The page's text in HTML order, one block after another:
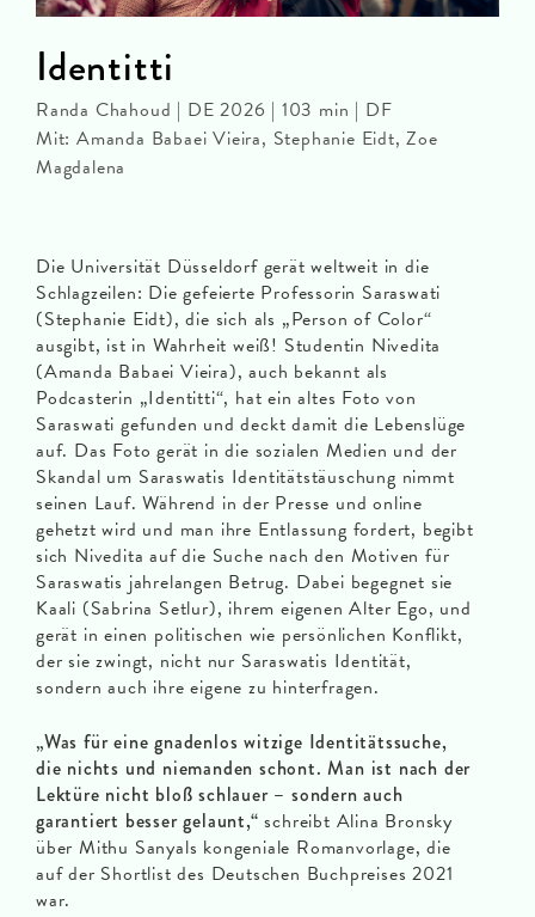
Die Universität Düsseldorf gerät weltweit in die
Schlagzeilen: Die gefeierte Professorin Saraswati
(Stephanie Eidt), die sich als „Person of Color“
ausgibt, ist in Wahrheit weiß! Studentin Nivedita
(Amanda Babaei Vieira), auch bekannt als
Podcasterin „Identitti“, hat ein altes Foto von
Saraswati gefunden und deckt damit die Lebenslüge
auf. Das Foto gerät in die sozialen Medien und der
Skandal um Saraswatis Identitätstäuschung nimmt
seinen Lauf. Während in der Presse und online
gehetzt wird und man ihre Entlassung fordert, begibt
sich Nivedita auf die Suche nach den Motiven für
Saraswatis jahrelangen Betrug. Dabei begegnet sie
Kaali (Sabrina Setlur), ihrem eigenen Alter Ego, und
gerät in einen politischen wie persönlichen Konflikt,
der sie zwingt, nicht nur Saraswatis Identität,
sondern auch ihre eigene zu hinterfragen.
„Was für eine gnadenlos witzige Identitätssuche,
die nichts und niemanden schont. Man ist nach der
Lektüre nicht bloß schlauer – sondern auch
garantiert besser gelaunt,“ schreibt Alina Bronsky
über Mithu Sanyals kongeniale Romanvorlage, die
auf der Shortlist des Deutschen Buchpreises 2021
war.
Identitti
Randa Chahoud | DE 2026 | 103 min | DF
Mit: Amanda Babaei Vieira, Stephanie Eidt, Zoe
Magdalena